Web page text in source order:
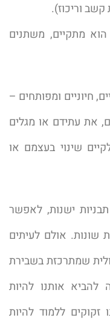
קשב וריכוז).
הוא מתקיים, משתנים
חיוניים ומפותחים –
את עתידם או מגלים
שינוי בעצמם או
ישנות, לאפשר
שונות. אולם לעיתים
שמתרכזת בשבירת
להביא אותנו להיות
ללמוד להיות